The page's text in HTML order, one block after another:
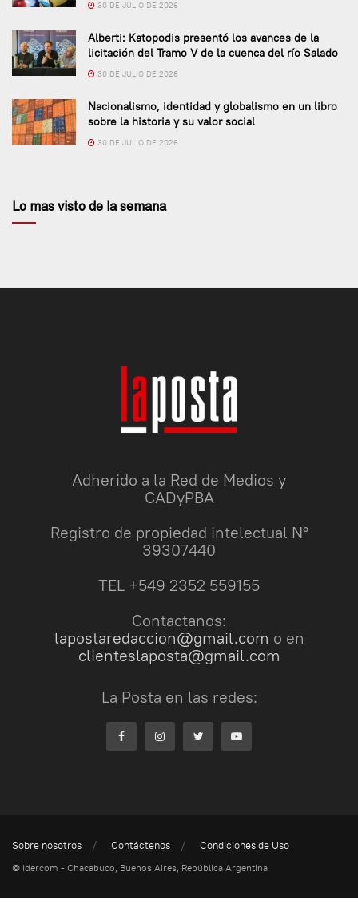
30 DE JULIO DE 2026
Alberti: Katopodis presentó los avances de la
licitación del Tramo V de la cuenca del río Salado
30 DE JULIO DE 2026
Nacionalismo, identidad y globalismo en un libro
sobre la historia y su valor social
30 DE JULIO DE 2026
Lo mas visto de la semana
Adherido a la Red de Medios y
CADyPBA
Registro de propiedad intelectual N°
39307440
TEL +549 2352 559155
Contactanos:
lapostaredaccion@gmail.com o en
clienteslaposta@gmail.com
La Posta en las redes:
Sobre nosotros Contáctenos Condiciones de Uso
© Idercom - Chacabuco, Buenos Aires, República Argentina